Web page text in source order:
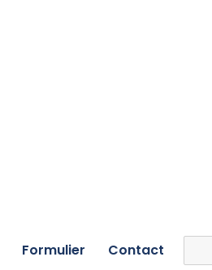
Formulier Contact